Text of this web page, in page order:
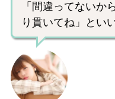
「間違ってないか
り貫いてね」とい